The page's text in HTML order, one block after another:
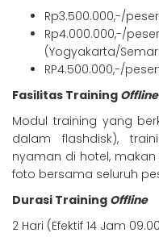
Rp3.500.000,-/
Rp4.000.000,-/
(Yogyakarta/
RP4.500.000,-/
Fasilitas Training Offline
Modul training yang
dalam flashdisk),
nyaman di hotel, makan
foto bersama seluruh
Durasi Training Offline
2 Hari (Efektif 14 Jam